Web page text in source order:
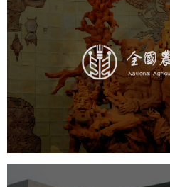
农业
文化艺术 展馆网站建设
数字博物馆建设
展厅空
公司展厅设计
北京展